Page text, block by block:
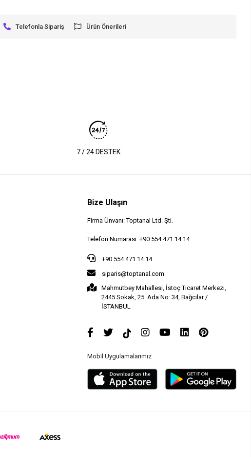
Telefonla Sipariş Ürün Önerileri
7 / 24 DESTEK
Bize Ulaşın
Firma Ünvanı: Toptanal Ltd. Şti.
Telefon Numarası: +90 554 471 14 14
+90 554 471 14 14
siparis@toptanal.com
Mahmutbey Mahallesi, İstoç Ticaret Merkezi,
2445 Sokak, 25. Ada No: 34, Bağcılar /
İSTANBUL
Mobil Uygulamalarımız